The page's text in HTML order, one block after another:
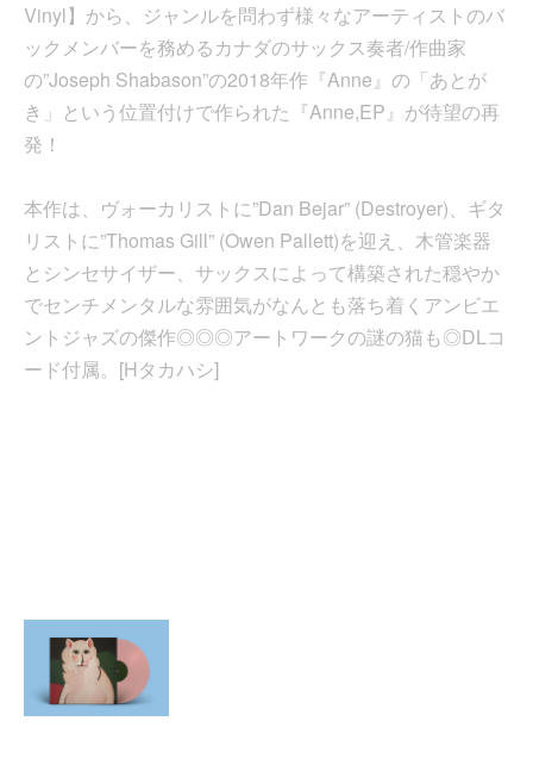
Vinyl】から、ジャンルを問わず様々なアーティストのバ
ックメンバーを務めるカナダのサックス奏者/作曲家
の”Joseph Shabason”の2018年作『Anne』の「あとが
き」という位置付けで作られた『Anne,EP』が待望の再
発！
本作は、ヴォーカリストに”Dan Bejar” (Destroyer)、ギタ
リストに”Thomas Gill” (Owen Pallett)を迎え、木管楽器
とシンセサイザー、サックスによって構築された穏やか
でセンチメンタルな雰囲気がなんとも落ち着くアンビエ
ントジャズの傑作◎◎◎アートワークの謎の猫も◎DLコ
ード付属。[Hタカハシ]